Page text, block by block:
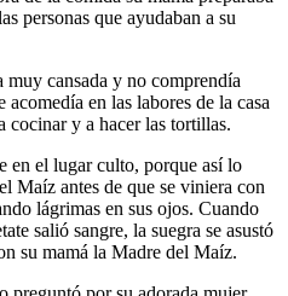
personas que ayudaban a su
cansada y no comprendía
en las labores de la casa
cocinar y a hacer las tortillas.
en el lugar culto, porque así lo
Maíz antes de que se viniera con
lágrimas en sus ojos. Cuando
salió sangre, la suegra se asustó
su mamá la Madre del Maíz.